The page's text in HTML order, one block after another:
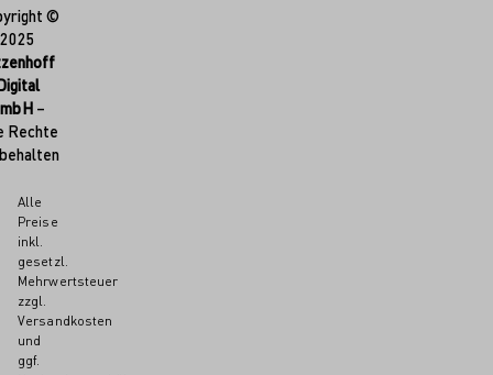
©
2025
–
Rechte
Alle
Preise
inkl.
gesetzl.
Mehrwertsteuer
zzgl.
Versandkosten
und
ggf.